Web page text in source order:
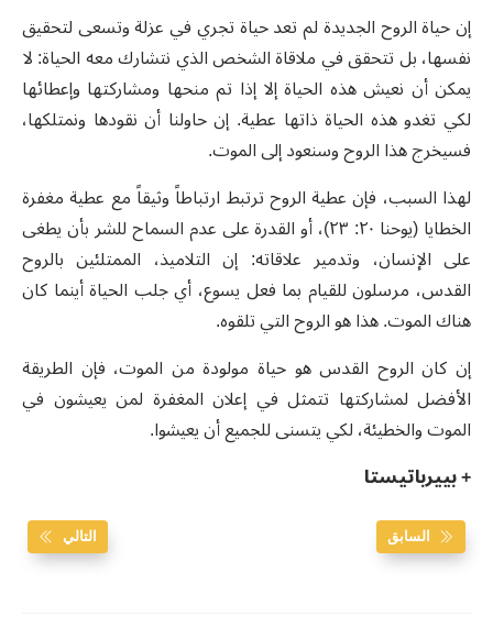
إن حياة الروح الجديدة لم تعد حياة تجري في عزلة وتسعى لتحقيق
نفسها، بل تتحقق في ملاقاة الشخص الذي نتشارك معه الحياة: لا
يمكن أن نعيش هذه الحياة إلا إذا تم منحها ومشاركتها وإعطائها
لكي تغدو هذه الحياة ذاتها عطية. إن حاولنا أن نقودها ونمتلكها،
فسيخرج هذا الروح وسنعود إلى الموت.
لهذا السبب، فإن عطية الروح ترتبط ارتباطاً وثيقاً مع عطية مغفرة
الخطايا (يوحنا ٢٠: ٢٣)، أو القدرة على عدم السماح للشر بأن يطغى
على الإنسان، وتدمير علاقاته: إن التلاميذ، الممتلئين بالروح
القدس، مرسلون للقيام بما فعل يسوع، أي جلب الحياة أينما كان
هناك الموت. هذا هو الروح التي تلقوه.
إن كان الروح القدس هو حياة مولودة من الموت، فإن الطريقة
الأفضل لمشاركتها تتمثل في إعلان المغفرة لمن يعيشون في
الموت والخطيئة، لكي يتسنى للجميع أن يعيشوا.
+ بييرباتيستا
السابق التالي